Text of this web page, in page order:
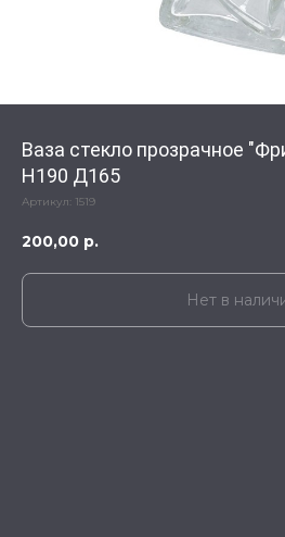
Ваза стекло прозрачное
Н190 Д165
Артикул: 1519
200,00 р.
Нет в